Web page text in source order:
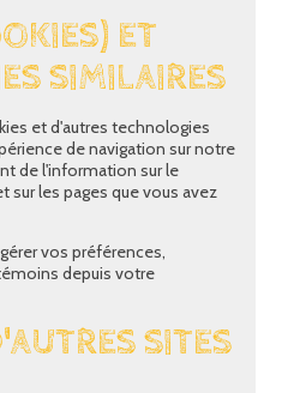
ET
SIMILAIRES
et d'autres technologies
de navigation sur notre
de l'information sur le
sur les pages que vous avez
vos préférences,
depuis votre
SITES